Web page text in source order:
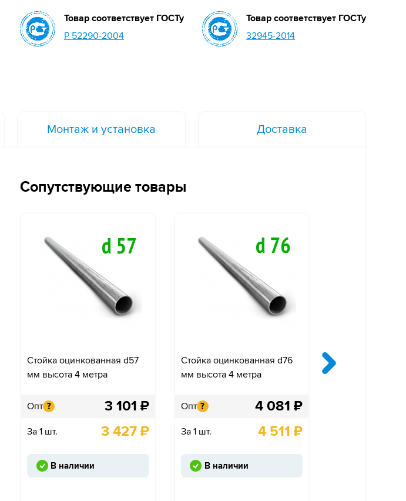
Товар соответствует ГОСТу
Р 52290-2004
Товар соответствует ГОСТу
32945-2014
Монтаж и установка Доставка
Сопутствующие товары
Стойка оцинкованная d57
мм высота 4 метра
Опт ? 3 101 ₽
За 1 шт. 3 427₽
В наличии
Стойка оцинкованная d76
мм высота 4 метра
Опт ? 4 081 ₽
За 1 шт. 4 511 ₽
В наличии
Крепление